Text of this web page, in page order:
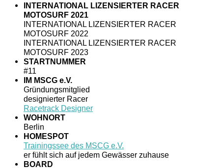
INTERNATIONAL LIZENSIERTER RACER
MOTOSURF 2021
INTERNATIONAL LIZENSIERTER RACER
MOTOSURF 2022
INTERNATIONAL LIZENSIERTER RACER
MOTOSURF 2023
STARTNUMMER
#11
IM MSCG e.V.
Gründungsmitglied
designierter Racer
Racetrack Designer
WOHNORT
Berlin
HOMESPOT
Trainingssee des MSCG e.V.
er fühlt sich auf jedem Gewässer zuhause
BOARD